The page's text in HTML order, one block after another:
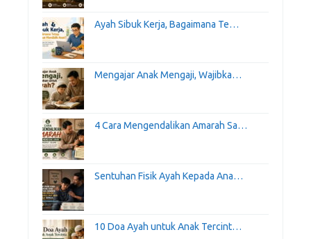
Ayah Sibuk Kerja, Bagaimana Te…
Mengajar Anak Mengaji, Wajibka…
4 Cara Mengendalikan Amarah Sa…
Sentuhan Fisik Ayah Kepada Ana…
10 Doa Ayah untuk Anak Tercint…